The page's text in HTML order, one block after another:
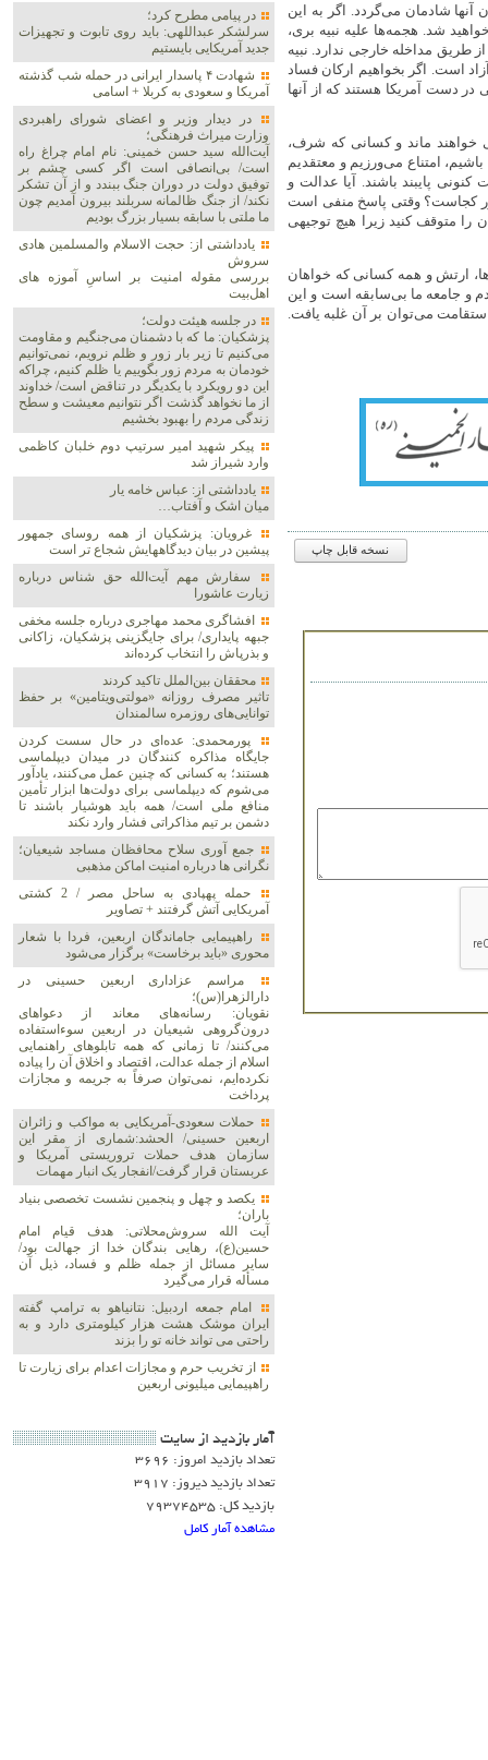
شادمان می‌گردد. اگر به این
شد. هجمه‌ها علیه نبیه بری،
طریق مداخله خارجی ندارد. نبیه
است. اگر بخواهیم ارکان فساد
در دست آمریکا هستند که از آنها
خواهند ماند و کسانی که شرف،
امتناع می‌ورزیم و معتقدیم
پایبند باشند. آیا عدالت و
کجاست؟ وقتی پاسخ منفی است
را متوقف کنید زیرا هیچ توجیهی
ارتش و همه کسانی که خواهان
و جامعه ما بی‌سابقه است و این
می‌توان بر آن غلبه یافت.
نسخه قابل چاپ
در پیامی مطرح کرد؛
سرلشکر عبداللهی: باید روی تابوت و تجهیزات
جدید آمریکایی بایستیم
شهادت ۴ پاسدار ایرانی در حمله شب گذشته
آمریکا و سعودی به کربلا + اسامی
در دیدار وزیر و اعضای شورای راهبردی
وزارت‌ میراث فرهنگی؛
آیت‌الله سید حسن خمینی: نام امام چراغ راه
است/ بی‌انصافی است‌ اگر کسی چشم بر
توفیق دولت‌ در دوران جنگ ببندد و از آن تشکر
نکند/ از جنگ ظالمانه سربلند بیرون آمدیم چون
ما ملتی با سابقه بسیار بزرگ بودیم
یادداشتی از: حجت الاسلام والمسلمین هادی
سروش
بررسی مقوله امنیت بر اساسِ آموزه های
اهل‌بیت
در جلسه هیئت دولت؛
پزشکیان: ما که با دشمنان می‌جنگیم و مقاومت
می‌کنیم تا زیر بار زور و ظلم نرویم، نمی‌توانیم
خودمان به مردم زور بگوییم یا ظلم کنیم، چراکه
این دو رویکرد با یکدیگر در تناقض است/ خداوند
از ما نخواهد گذشت اگر نتوانیم معیشت و سطح
زندگی مردم را بهبود بخشیم
پیکر شهید امیر سرتیپ دوم خلبان کاظمی
وارد شیراز شد
یادداشتی از: عباس خامه یار
میان اشک و آفتاب…
غرویان: پزشکیان از همه روسای جمهور
پیشین در بیان دیدگاههایش شجاع تر است
سفارش مهم آیت‌الله حق شناس درباره
زیارت عاشورا
افشاگری محمد مهاجری درباره جلسه مخفی
جبهه پایداری/ برای جایگزینی پزشکیان، زاکانی
و بذرپاش را انتخاب کرده‌اند
محققان بین‌الملل تاکید کردند
تاثیر مصرف روزانه «مولتی‌ویتامین» بر حفظ
توانایی‌های روزمره سالمندان
پورمحمدی: عده‌ای در حال سست کردن
جایگاه مذاکره کنندگان در میدان دیپلماسی
هستند؛ به کسانی که چنین عمل می‌کنند، یادآور
می‌شوم که دیپلماسی برای دولت‌ها ابزار تأمین
منافع ملی است/ همه باید هوشیار باشند تا
دشمن بر تیم مذاکراتی فشار وارد نکند
جمع آوری سلاح محافظان مساجد شیعیان؛
نگرانی ها درباره امنیت اماکن مذهبی
حمله پهپادی به ساحل مصر / 2 کشتی
آمریکایی آتش گرفتند + تصاویر
راهپیمایی جاماندگان اربعین، فردا با شعار
محوری «باید برخاست» برگزار می‌شود
مراسم عزاداری اربعین حسینی در
دارالزهرا(س)؛
نقویان: رسانه‌های معاند از دعواهای
درون‌گروهی شیعیان در اربعین سوءاستفاده
می‌کنند/ تا زمانی که همه تابلوهای راهنمایی
اسلام از جمله عدالت، اقتصاد و اخلاق آن را پیاده
نکرده‌ایم، نمی‌توان صرفاً به جریمه و مجازات
پرداخت
حملات سعودی-آمریکایی به مواکب و زائران
اربعین حسینی/ الحشد:شماری از مقر این
سازمان هدف حملات تروریستی آمریکا و
عربستان قرار گرفت/انفجار یک انبار مهمات
یکصد و چهل و پنجمین نشست تخصصی بنیاد
باران؛
آیت الله سروش‌محلاتی: هدف قیام امام
حسین(ع)، رهایی بندگان خدا از جهالت بود/
سایر مسائل از جمله ظلم و فساد، ذیل آن
مسأله قرار می‌گیرد
امام جمعه اردبیل: نتانیاهو به ترامپ گفته
ایران موشک هشت هزار کیلومتری دارد و به
راحتی می تواند خانه تو را بزند
از تخریب حرم و مجازات اعدام برای زیارت تا
راهپیمایی میلیونی اربعین
آمار بازديد از سايت
تعداد بازدید امروز: 3696
تعداد بازدید دیروز: 3917
بازدید کل: 79374535
مشاهده آمار کامل